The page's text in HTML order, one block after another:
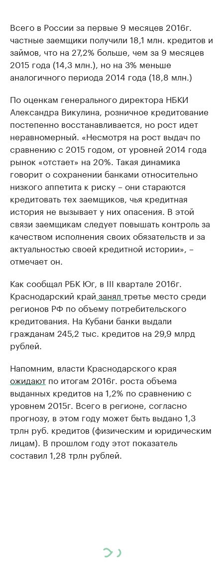
Всего в России за первые 9 месяцев 2016г.
частные заемщики получили 18,1 млн. кредитов и
займов, что на 27,2% больше, чем за 9 месяцев
2015 года (14,3 млн.), но на 3% меньше
аналогичного периода 2014 года (18,8 млн.)
По оценкам генерального директора НБКИ
Александра Викулина, розничное кредитование
постепенно восстанавливается, но рост идет
неравномерный. «Несмотря на рост выдач по
сравнению с 2015 годом, от уровней 2014 года
рынок «отстает» на 20%. Такая динамика
говорит о сохранении банками относительно
низкого аппетита к риску – они стараются
кредитовать тех заемщиков, чья кредитная
история не вызывает у них опасения. В этой
связи заемщикам следует повышать контроль за
качеством исполнения своих обязательств и за
актуальностью своей кредитной истории», –
отмечает он.
Как сообщал РБК Юг, в III квартале 2016г.
Краснодарский край занял третье место среди
регионов РФ по объему потребительского
кредитования. На Кубани банки выдали
гражданам 245,2 тыс. кредитов на 29,9 млрд
рублей.
Напомним, власти Краснодарского края
ожидают по итогам 2016г. роста объема
выданных кредитов на 1,2% по сравнению с
уровнем 2015г. Всего в регионе, согласно
прогнозу, в этом году может быть выдано 1,3
трлн руб. кредитов (физическим и юридическим
лицам). В прошлом году этот показатель
составил 1,28 трлн рублей.